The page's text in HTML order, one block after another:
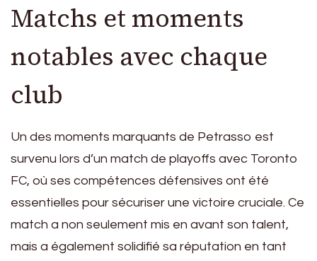
Matchs et moments
notables avec chaque
club
Un des moments marquants de Petrasso est
survenu lors d’un match de playoffs avec Toronto
FC, où ses compétences défensives ont été
essentielles pour sécuriser une victoire cruciale. Ce
match a non seulement mis en avant son talent,
mais a également solidifié sa réputation en tant